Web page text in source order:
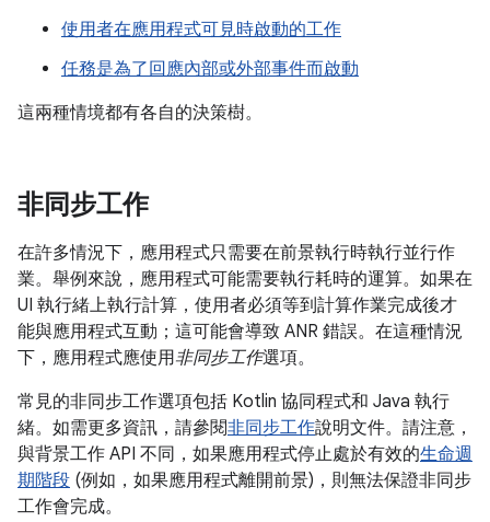
使用者在應用程式可見時啟動的工作
任務是為了回應內部或外部事件而啟動
這兩種情境都有各自的決策樹。
非同步工作
在許多情況下，應用程式只需要在前景執行時執行並行作
業。舉例來說，應用程式可能需要執行耗時的運算。如果在
UI 執行緒上執行計算，使用者必須等到計算作業完成後才
能與應用程式互動；這可能會導致 ANR 錯誤。在這種情況
下，應用程式應使用非同步工作選項。
常見的非同步工作選項包括 Kotlin 協同程式和 Java 執行
緒。如需更多資訊，請參閱非同步工作說明文件。請注意，
與背景工作 API 不同，如果應用程式停止處於有效的生命週
期階段 (例如，如果應用程式離開前景)，則無法保證非同步
工作會完成。